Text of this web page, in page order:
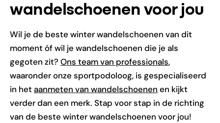
wandelschoenen voor jou
Wil je de beste winter wandelschoenen van dit
moment óf wil je wandelschoenen die je als
gegoten zit?Ons team van professionals,
waaronder onze sportpodoloog, is gespecialiseerd
in hetaanmeten van wandelschoenen en kijkt
verder dan een merk. Stap voor stap in de richting
van de beste winter wandelschoenen voor jou!